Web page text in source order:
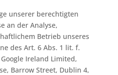
unserer berechtigten
an der Analyse,
Betrieb unseres
des Art. 6 Abs. 1 lit. f.
Ireland Limited,
Barrow Street, Dublin 4,